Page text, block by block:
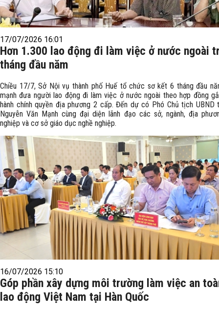
17/07/2026 16:01
Hơn 1.300 lao động đi làm việc ở nước ngoài
tháng đầu năm
Chiều 17/7, Sở Nội vụ thành phố Huế tổ chức sơ kết 6 tháng đầu
mạnh đưa người lao động đi làm việc ở nước ngoài theo hợp đồng
hành chính quyền địa phương 2 cấp. Đến dự có Phó Chủ tịch UBND
Nguyễn Văn Mạnh cùng đại diện lãnh đạo các sở, ngành, địa
nghiệp và cơ sở giáo dục nghề nghiệp.
16/07/2026 15:10
Góp phần xây dựng môi trường làm việc an
lao động Việt Nam tại Hàn Quốc